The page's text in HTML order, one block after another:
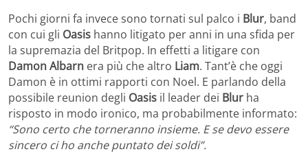
Pochi giorni fa invece sono tornati sul palco i Blur, band
con cui gli Oasis hanno litigato per anni in una sfida per
la supremazia del Britpop. In effetti a litigare con
Damon Albarn era più che altro Liam. Tant’è che oggi
Damon è in ottimi rapporti con Noel. E parlando della
possibile reunion degli Oasis il leader dei Blur ha
risposto in modo ironico, ma probabilmente informato:
“Sono certo che torneranno insieme. E se devo essere
sincero ci ho anche puntato dei soldi”.